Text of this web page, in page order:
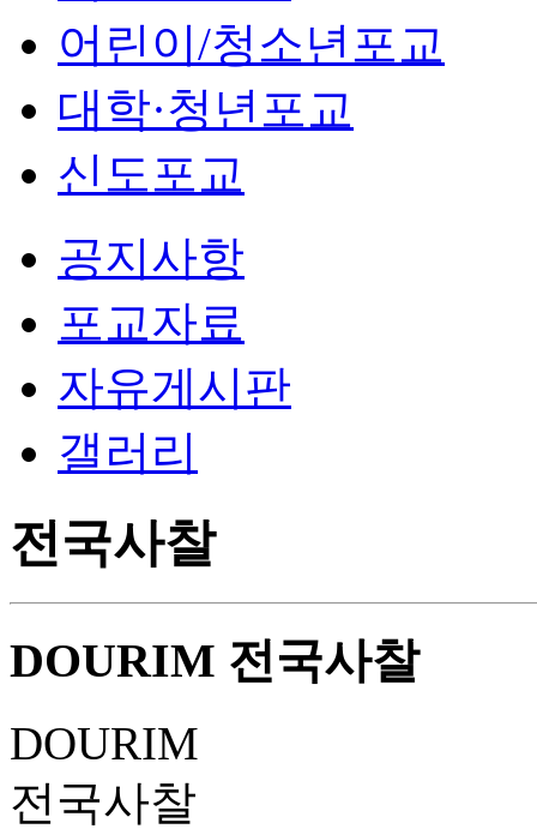
어린이/청소년포교
대학·청년포교
신도포교
공지사항
포교자료
자유게시판
갤러리
전국사찰
DOURIM 전국사찰
DOURIM
전국사찰